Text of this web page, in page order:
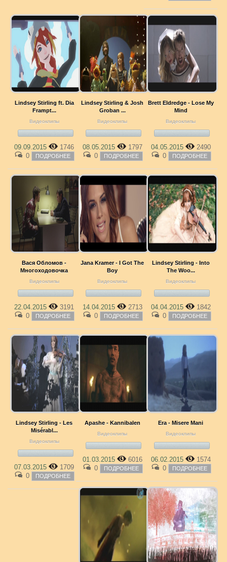
Lindsey Stirling ft. Dia
Frampt...
Видеоклипы
09.09.2015
1746
0
ПОДРОБНЕЕ
Lindsey Stirling & Josh
Groban ...
Видеоклипы
08.05.2015
1797
0
ПОДРОБНЕЕ
Brett Eldredge - Lose My
Mind
Видеоклипы
04.05.2015
2490
0
ПОДРОБНЕЕ
Вася Обломов -
Многоходовочка
Видеоклипы
22.04.2015
3191
0
ПОДРОБНЕЕ
Jana Kramer - I Got The
Boy
Видеоклипы
14.04.2015
2713
0
ПОДРОБНЕЕ
Lindsey Stirling - Into
The Woo...
Видеоклипы
04.04.2015
1842
0
ПОДРОБНЕЕ
Lindsey Stirling - Les
Misérabl...
Видеоклипы
07.03.2015
1709
0
ПОДРОБНЕЕ
Apashe - Kannibalen
Видеоклипы
01.03.2015
6016
0
ПОДРОБНЕЕ
Era - Misere Mani
Видеоклипы
06.02.2015
1574
0
ПОДРОБНЕЕ